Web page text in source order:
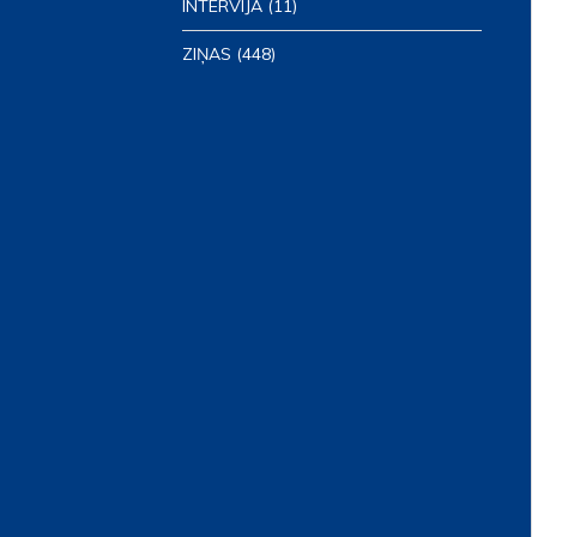
INTERVIJA (11)
ZIŅAS (448)